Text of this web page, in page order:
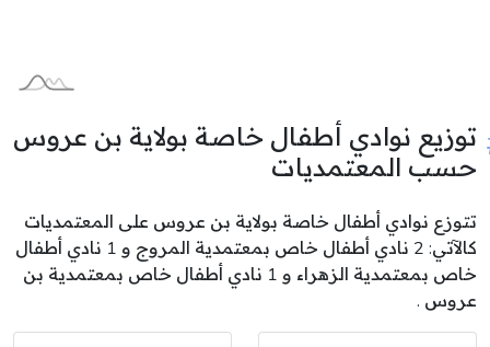
توزيع نوادي أطفال خاصة بولاية بن عروس
حسب المعتمديات
تتوزع نوادي أطفال خاصة بولاية بن عروس على المعتمديات
كالآتي: 2 نادي أطفال خاص بمعتمدية المروج و 1 نادي أطفال
خاص بمعتمدية الزهراء و 1 نادي أطفال خاص بمعتمدية بن
عروس .